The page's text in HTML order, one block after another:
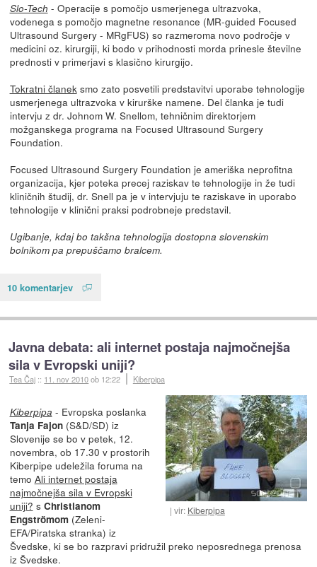
Slo-Tech - Operacije s pomočjo usmerjenega ultrazvoka,
vodenega s pomočjo magnetne resonance (MR-guided Focused
Ultrasound Surgery - MRgFUS) so razmeroma novo področje v
medicini oz. kirurgiji, ki bodo v prihodnosti morda prinesle številne
prednosti v primerjavi s klasično kirurgijo.
Tokratni članeksmo zato posvetili predstavitvi uporabe tehnologije
usmerjenega ultrazvoka v kirurške namene. Del članka je tudi
intervju z dr. Johnom W. Snellom, tehničnim direktorjem
možganskega programa na Focused Ultrasound Surgery
Foundation.
Focused Ultrasound Surgery Foundation je ameriška neprofitna
organizacija, kjer poteka precej raziskav te tehnologije in že tudi
kliničnih študij, dr. Snell pa je v intervjuju te raziskave in uporabo
tehnologije v klinični praksi podrobneje predstavil.
Ugibanje, kdaj bo takšna tehnologija dostopna slovenskim
bolnikom pa prepuščamo bralcem.
10 komentarjev
Javna debata: ali internet postaja najmočnejša
sila v Evropski uniji?
Tea Čaj :: 11. nov 2010ob 12:22 Kiberpipa
vir: Kiberpipa
Kiberpipa - Evropska poslanka
Tanja Fajon(S&D/SD) iz
Slovenije se bo v petek, 12.
novembra, ob 17.30 v prostorih
Kiberpipe udeležila foruma na
temo Ali internet postaja
najmočnejša sila v Evropski
uniji? s Christianom
Engströmom(Zeleni-
EFA/Piratska stranka) iz
Švedske, ki se bo razpravi pridružil preko neposrednega prenosa
iz Švedske.